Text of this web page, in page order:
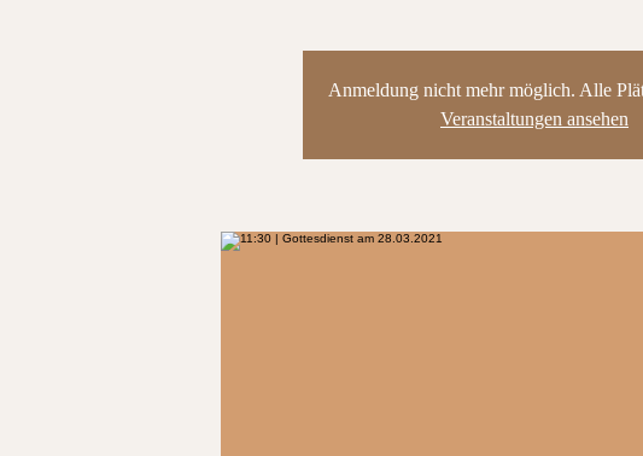
Anmeldung nicht mehr möglich. Alle
Veranstaltungen ansehen